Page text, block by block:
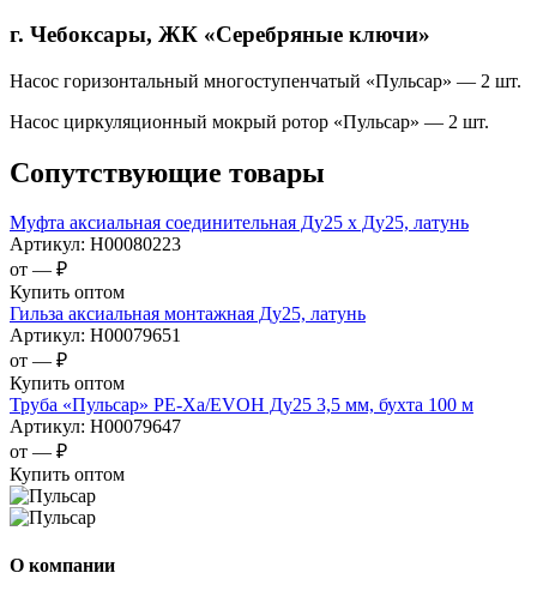
г. Чебоксары, ЖК «Серебряные ключи»
Насос горизонтальный многоступенчатый «Пульсар» — 2 шт.
Насос циркуляционный мокрый ротор «Пульсар» — 2 шт.
Сопутствующие товары
Муфта аксиальная соединительная Ду25 х Ду25, латунь
Артикул: Н00080223
от — ₽
Купить оптом
Гильза аксиальная монтажная Ду25, латунь
Артикул: Н00079651
от — ₽
Купить оптом
Труба «Пульсар» РЕ-Ха/EVOH Ду25 3,5 мм, бухта 100 м
Артикул: Н00079647
от — ₽
Купить оптом
О компании